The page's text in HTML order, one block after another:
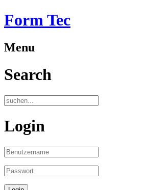
Form Tec
Menu
Search
Login